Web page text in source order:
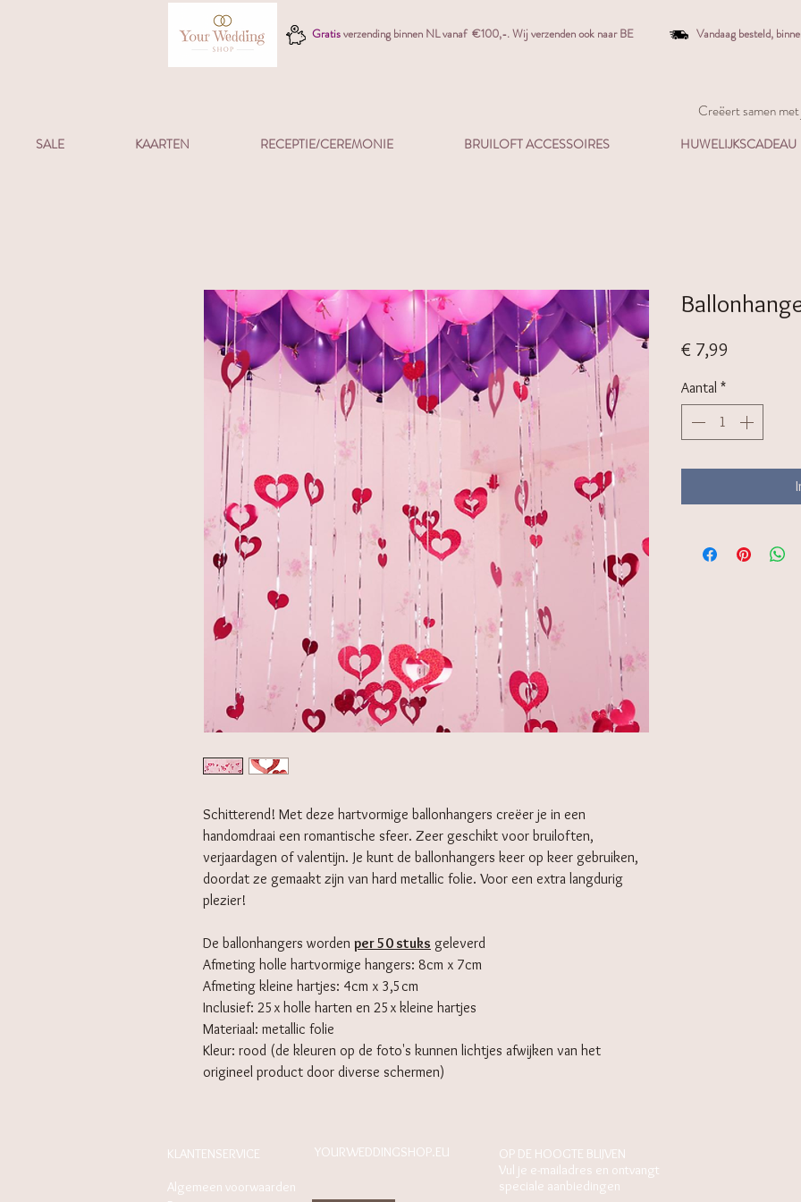
Gratisverzending binnen NL vanaf €100,-. Wij verzenden ook naar BE Vandaag besteld,
Creëert samen
SALE KAARTEN RECEPTIE/CEREMONIE BRUILOFT ACCESSOIRES HUWELIJKSCADEAU
Schitterend! Met deze hartvormige ballonhangers creëer je in een
handomdraai een romantische sfeer. Zeer geschikt voor bruiloften,
verjaardagen of valentijn. Je kunt de ballonhangers keer op keer gebruiken,
doordat ze gemaakt zijn van hard metallic folie. Voor een extra langdurig
plezier!
De ballonhangers worden per 50 stuks geleverd
Afmeting holle hartvormige hangers: 8cm x 7cm
Afmeting kleine hartjes: 4cm x 3,5cm
Inclusief: 25x holle harten en 25x kleine hartjes
Materiaal: metallic folie
Kleur: rood (de kleuren op de foto's kunnen lichtjes afwijken van het
origineel product door diverse schermen)
€ 7,99
Aantal *
KLANTENSERVICE
Algemeen voorwaarden
YOURWEDDINGSHOP.EU
OP DE HOOGTE BLIJVEN
Vul je e-mailadres en ontvangt
speciale aanbiedingen